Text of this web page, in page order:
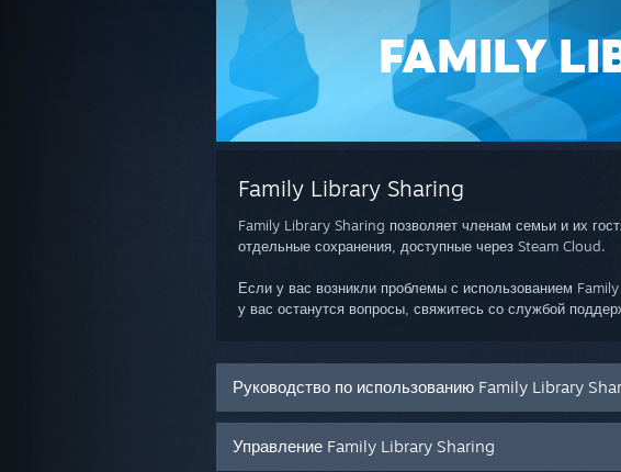
FAMILY
Family Library Sharing
Family Library Sharing позволяет членам семьи и их
отдельные сохранения, доступные через Steam Cloud.
Если у вас возникли проблемы с использованием
у вас останутся вопросы, свяжитесь со службой
Руководство по использованию Family Library
Управление Family Library Sharing